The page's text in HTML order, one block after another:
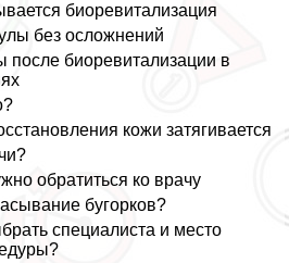
биоревитализация
без осложнений
после биоревитализации в
кожи затягивается
обратиться ко врачу
бугорков?
специалиста и место